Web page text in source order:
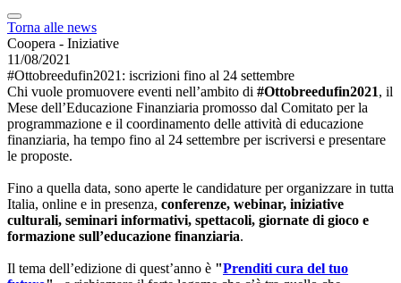
Torna alle news
Coopera - Iniziative
11/08/2021
#Ottobreedufin2021: iscrizioni fino al 24 settembre
Chi vuole promuovere eventi nell’ambito di #Ottobreedufin2021, il
Mese dell’Educazione Finanziaria promosso dal Comitato per la
programmazione e il coordinamento delle attività di educazione
finanziaria, ha tempo fino al 24 settembre per iscriversi e presentare
le proposte.
Fino a quella data, sono aperte le candidature per organizzare in tutta
Italia, online e in presenza, conferenze, webinar, iniziative
culturali, seminari informativi, spettacoli, giornate di gioco e
formazione sull’educazione finanziaria.
Il tema dell’edizione di quest’anno è "Prenditi cura del tuo